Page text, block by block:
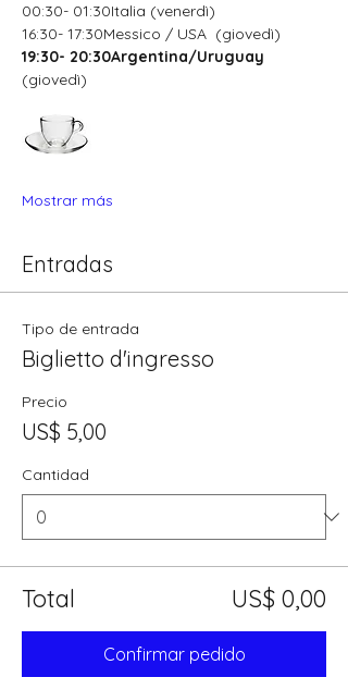
00:30- 01:30Italia (venerdì)
16:30- 17:30Messico / USA  (giovedì)
19:30- 20:30Argentina/Uruguay
(giovedì)
Mostrar más
Entradas
Tipo de entrada
Biglietto d'ingresso
Precio
US$ 5,00
Cantidad
Total US$ 0,00
Confirmar pedido